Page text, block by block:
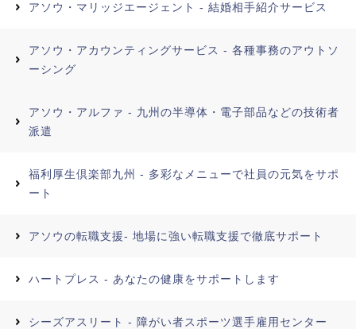
アソウ・マリッジエージェント - 結婚相手紹介サービス
アソウ・アカウンティングサービス - 各種事務のアウトソ
ーシング
アソウ・アルファ - 九州の半導体・電子部品などの技術者
派遣
福利厚生倶楽部九州 - 多彩なメニューで社員の元気をサポ
ート
アソウの転職支援- 地場に強い転職支援で徹底サポート
ハートプレス - あなたの健康をサポートします
シーズアスリート - 障がい者スポーツ選手雇用センター